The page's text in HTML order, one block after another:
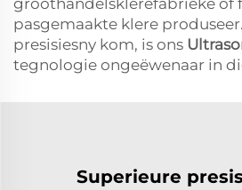
groothandelsklerefabrieke of
pasgemaakte klere
presisiesny kom, is ons
tegnologie ongeëwenaar in
Superieure